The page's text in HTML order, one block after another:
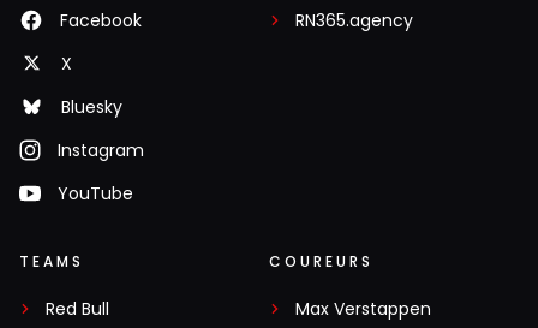
Facebook
X
Bluesky
Instagram
YouTube
RN365.agency
TEAMS
Red Bull
COUREURS
Max Verstappen